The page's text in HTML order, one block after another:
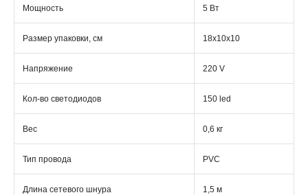
Мощность 5 Вт
Размер упаковки, см 18х10х10
Напряжение 220 V
Кол-во светодиодов 150 led
Вес 0,6 кг
Тип провода PVC
Длина сетевого шнура 1,5 м